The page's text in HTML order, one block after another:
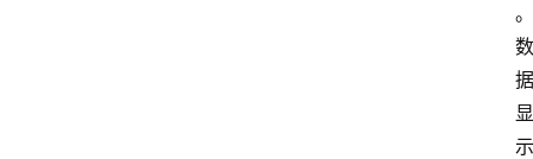
。
数
据
显
示